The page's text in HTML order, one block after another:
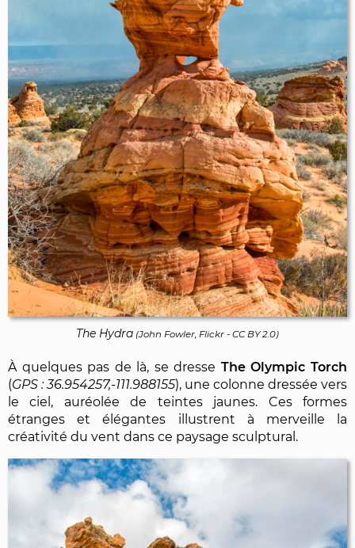
The Hydra (John Fowler, Flickr - CC BY 2.0)
À quelques pas de là, se dresse The Olympic Torch
(
36.954257,-111.988155), une colonne dressée vers
le ciel, auréolée de teintes jaunes. Ces formes
étranges et élégantes illustrent à merveille la
créativité du vent dans ce paysage sculptural.